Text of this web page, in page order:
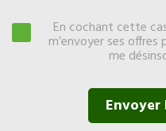
En cochant cette
m’envoyer ses
me